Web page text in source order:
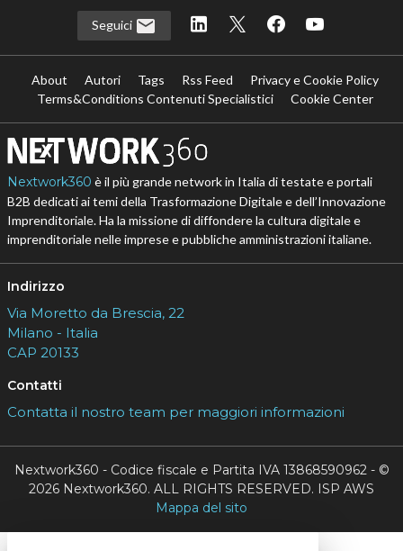
Seguici
About Autori Tags Rss Feed
Privacy e Cookie Policy
Terms&Conditions Contenuti Specialistici
Cookie Center
Nextwork360 è il più grande network in Italia di testate e portali
B2B dedicati ai temi della Trasformazione Digitale e dell’Innovazione
Imprenditoriale. Ha la missione di diffondere la cultura digitale e
imprenditoriale nelle imprese e pubbliche amministrazioni italiane.
Indirizzo
Via Moretto da Brescia, 22
Milano - Italia
CAP 20133
Contatti
Contatta il nostro team per maggiori informazioni
Nextwork360 - Codice fiscale e Partita IVA 13868590962 - ©
2026 Nextwork360. ALL RIGHTS RESERVED. ISP AWS
Mappa del sito